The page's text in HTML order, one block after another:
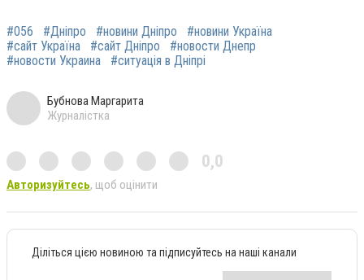
#056 #Дніпро #новини Дніпро
#новини Україна
#сайт Україна
#сайт Дніпро
#новости Днепр
#новости Украина
#ситуація в Дніпрі
Бубнова Маргарита
Журналістка
0,0
Авторизуйтесь, щоб оцінити
Діліться цією новиною та підписуйтесь на наші канали